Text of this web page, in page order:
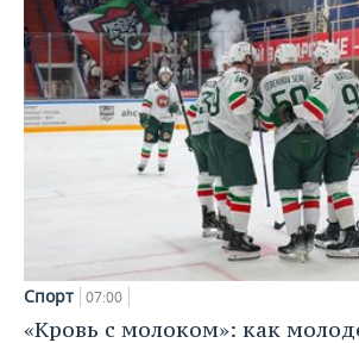
Спорт 07:00
«Кровь с молоком»: как